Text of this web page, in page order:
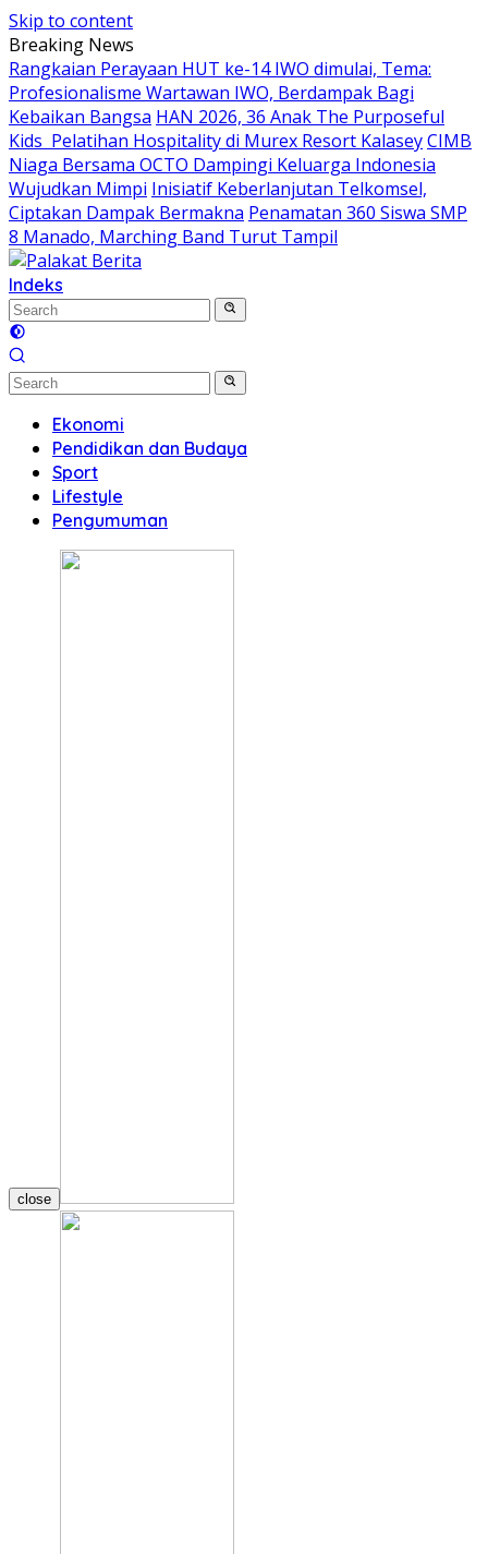
Skip to content
Breaking News
Rangkaian Perayaan HUT ke-14 IWO dimulai, Tema:
Profesionalisme Wartawan IWO, Berdampak Bagi
Kebaikan Bangsa HAN 2026, 36 Anak The Purposeful
Kids Pelatihan Hospitality di Murex Resort KalaseyCIMB
Niaga Bersama OCTO Dampingi Keluarga Indonesia
Wujudkan Mimpi Inisiatif Keberlanjutan Telkomsel,
Ciptakan Dampak Bermakna Penamatan 360 Siswa SMP
8 Manado, Marching Band Turut Tampil
Indeks
Ekonomi
Pendidikan dan Budaya
Sport
Lifestyle
Pengumuman
close